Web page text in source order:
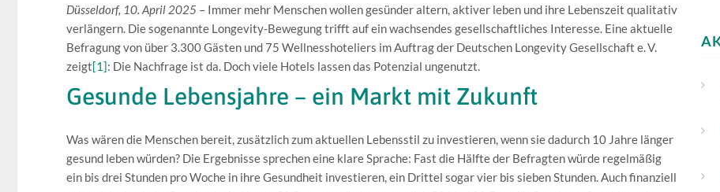
Düsseldorf, 10. April 2025 – Immer mehr Menschen wollen gesünder altern, aktiver leben und ihre Lebenszeit qualitativ
verlängern. Die sogenannte Longevity-Bewegung trifft auf ein wachsendes gesellschaftliches Interesse. Eine aktuelle
Befragung von über 3.300 Gästen und 75 Wellnesshoteliers im Auftrag der Deutschen Longevity Gesellschaft e. V.
zeigt[1]: Die Nachfrage ist da. Doch viele Hotels lassen das Potenzial ungenutzt.
Gesunde Lebensjahre – ein Markt mit Zukunft
Was wären die Menschen bereit, zusätzlich zum aktuellen Lebensstil zu investieren, wenn sie dadurch 10 Jahre länger
gesund leben würden? Die Ergebnisse sprechen eine klare Sprache: Fast die Hälfte der Befragten würde regelmäßig
ein bis drei Stunden pro Woche in ihre Gesundheit investieren, ein Drittel sogar vier bis sieben Stunden. Auch finanziell